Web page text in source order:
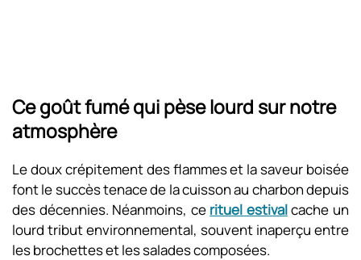
Ce goût fumé qui pèse lourd sur notre
atmosphère
Le doux crépitement des flammes et la saveur boisée
font le succès tenace de la cuisson au charbon depuis
des décennies. Néanmoins, ce rituel estivalcache un
lourd tribut environnemental, souvent inaperçu entre
les brochettes et les salades composées.